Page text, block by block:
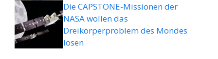
Die CAPSTONE-Missionen der
NASA wollen das
Dreikörperproblem des Mondes
lösen